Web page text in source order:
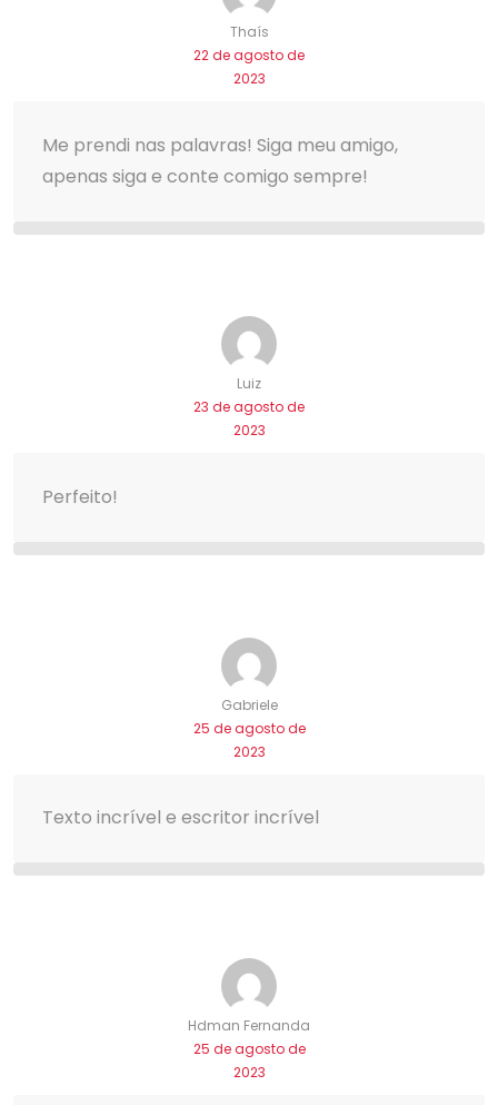
Thaís
22 de agosto de
2023
Me prendi nas palavras! Siga meu amigo,
apenas siga e conte comigo sempre!
Luiz
23 de agosto de
2023
Perfeito!
Gabriele
25 de agosto de
2023
Texto incrível e escritor incrível
Hdman Fernanda
25 de agosto de
2023